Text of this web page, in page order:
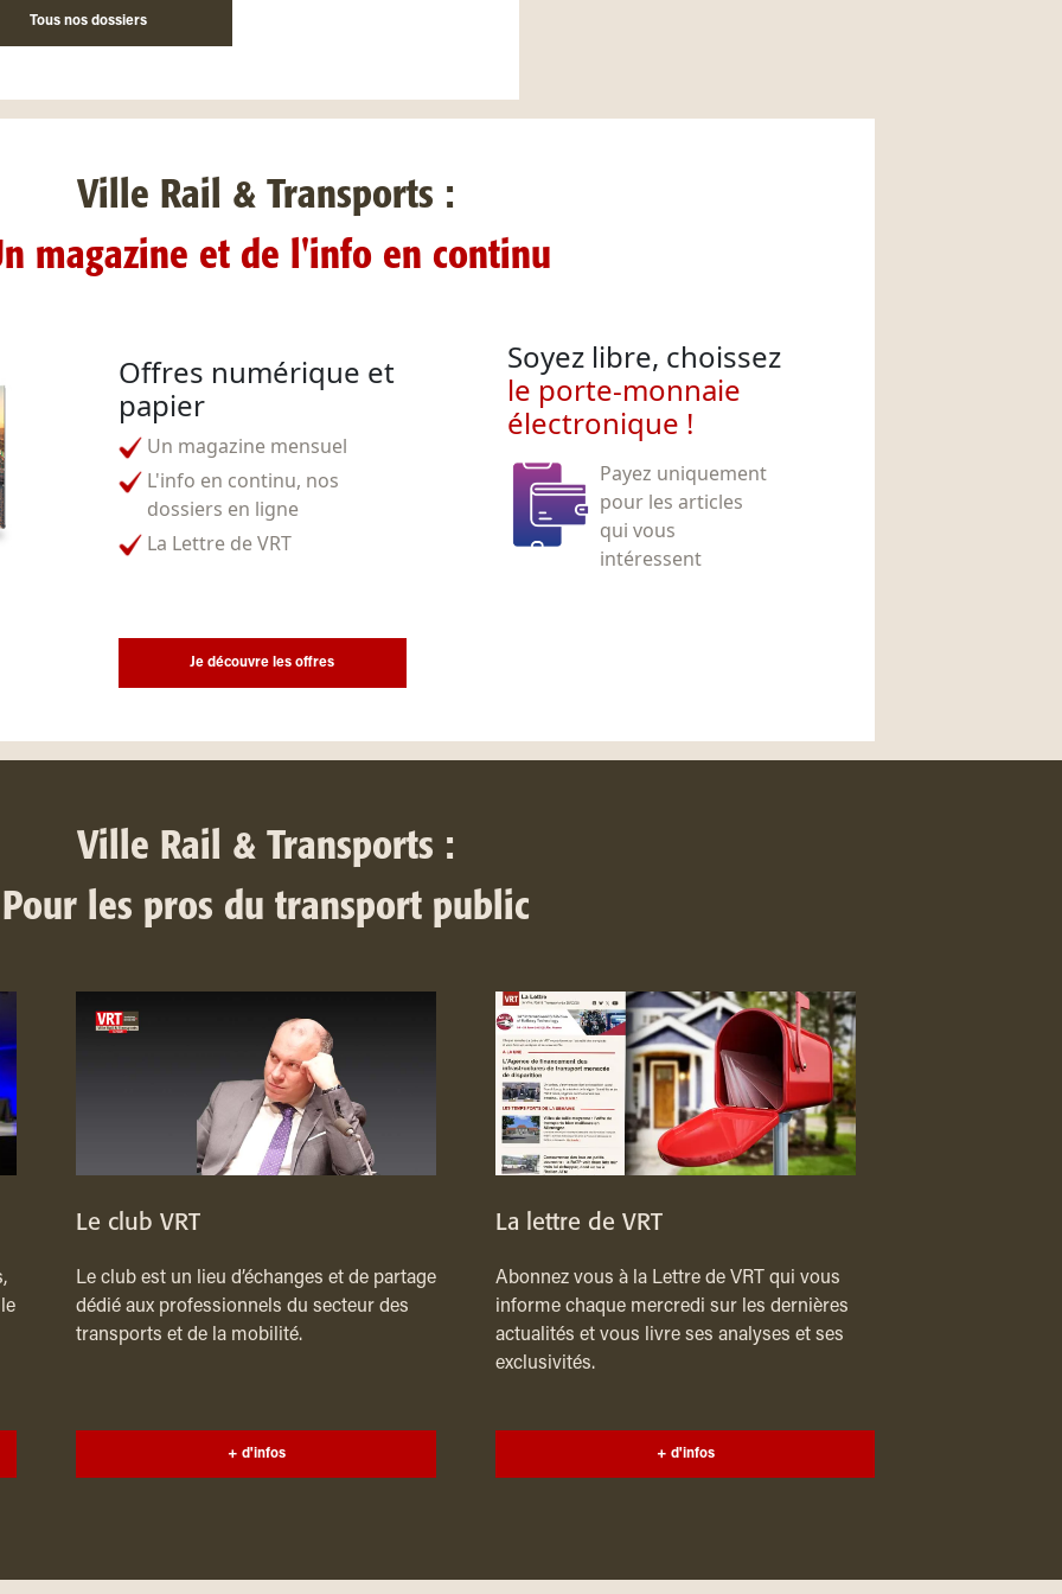
Tous nos dossiers
Ville Rail & Transports :
magazine et de l'info en continu
Offres numérique et
papier
Un magazine mensuel
L'info en continu, nos
dossiers en ligne
La Lettre de VRT
Soyez libre, choissez
le porte-monnaie
électronique !
Payez uniquement
pour les articles
qui vous
intéressent
Je découvre les offres
Ville Rail & Transports :
Pour les pros du transport public
Le club VRT
Le club est un lieu d’échanges et de partage
dédié aux professionnels du secteur des
transports et de la mobilité.
+ d'infos
La lettre de VRT
Abonnez vous à la Lettre de VRT qui vous
informe chaque mercredi sur les dernières
actualités et vous livre ses analyses et ses
exclusivités.
+ d'infos